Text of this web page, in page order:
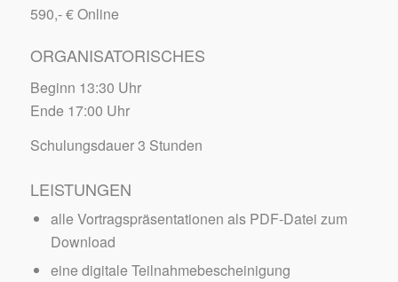
590,- € Online
ORGANISATORISCHES
Beginn 13:30 Uhr
Ende 17:00 Uhr
Schulungsdauer 3 Stunden
LEISTUNGEN
alle Vortragspräsentationen als PDF-Datei zum
Download
eine digitale Teilnahmebescheinigung